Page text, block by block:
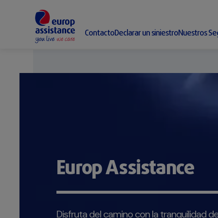
ContactoDeclarar un siniestroNuestros
Europ Assistance
Explora el mundo con la confianza de
Europ Assistance
Disfruta del camino con la tranquilidad
Europ Assistance
Olvídate de los trámites engorrosos y